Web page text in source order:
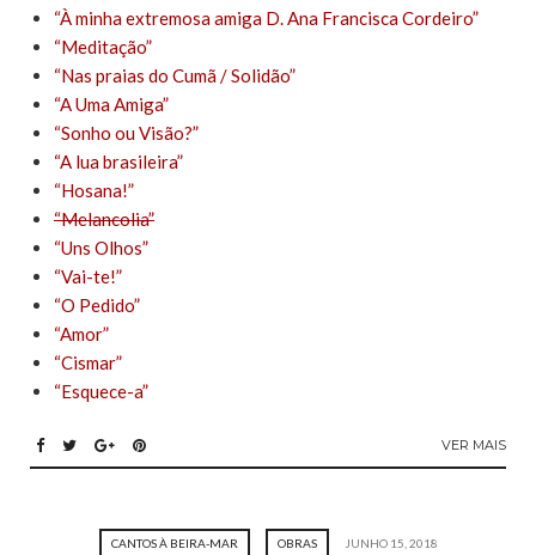
“À minha extremosa amiga D. Ana Francisca Cordeiro”
“Meditação”
“Nas praias do Cumã / Solidão”
“A Uma Amiga”
“Sonho ou Visão?”
“A lua brasileira”
“Hosana!”
“Melancolia”
“Uns Olhos”
“Vai-te!”
“O Pedido”
“Amor”
“Cismar”
“Esquece-a”
VER MAIS
CANTOS À BEIRA-MAR OBRAS JUNHO 15, 2018